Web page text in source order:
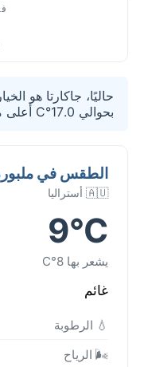
حاليًا، جاكارتا هو
بحوالي 17.0°C أعلى من ملبورن.
الطقس في
🇦🇺 أستراليا
9°C
يشعر بها 8°C
غائم
💧 الرطوبة
🌬️ الرياح